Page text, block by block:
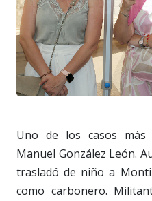
Uno de los casos más
Manuel González León.
trasladó de niño a
como carbonero.